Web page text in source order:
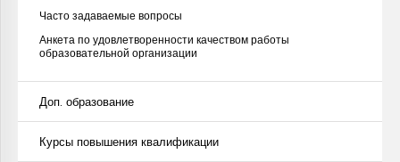
Часто задаваемые вопросы
Анкета по удовлетворенности качеством работы
образовательной организации
Доп. образование
Курсы повышения квалификации